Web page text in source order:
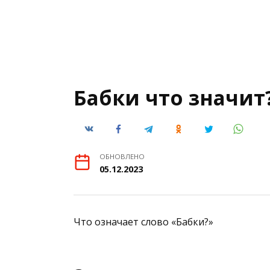
Бабки что
ОБНОВЛЕНО
05.12.2023
Что означает слово «Бабки?»